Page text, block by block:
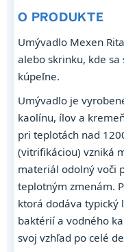
O PRODUKTE
Umývadlo Mexen
alebo skrinku, kde
kúpeľne.
Umývadlo je
kaolínu, ílov a
pri teplotách nad
(vitrifikáciou) vzniká
materiál odolný voči
teplotným zmenám.
ktorá dodáva typický
baktérií a vodného
svoj vzhľad po celé